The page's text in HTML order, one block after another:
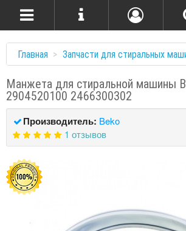
Главная Запчасти для стиральных
Манжета для стиральной машины
2904520100 2466300302
Производитель: Beko
1 отзывов